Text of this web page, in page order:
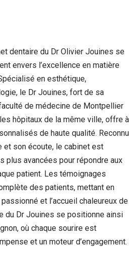
dentaire du Dr Olivier Jouines se
envers l’excellence en matière
en esthétique,
le Dr Jouines, fort de sa
de médecine de Montpellier
hôpitaux de la même ville, offre à
de haute qualité. Reconnu
et son écoute, le cabinet est
plus avancées pour répondre aux
patient. Les témoignages
des patients, mettant en
et l’accueil chaleureux de
du Dr Jouines se positionne ainsi
où chaque sourire est
et un moteur d’engagement.